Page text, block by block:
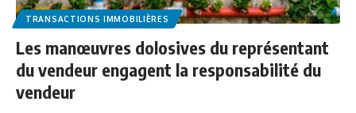
TRANSACTIONS IMMOBILIÈRES
Les manœuvres dolosives du représentant
du vendeur engagent la responsabilité du
vendeur